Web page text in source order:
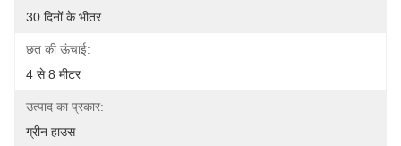
30 दिनों के भीतर
छत की ऊंचाई:
4 से 8 मीटर
उत्पाद का प्रकार:
ग्रीन हाउस